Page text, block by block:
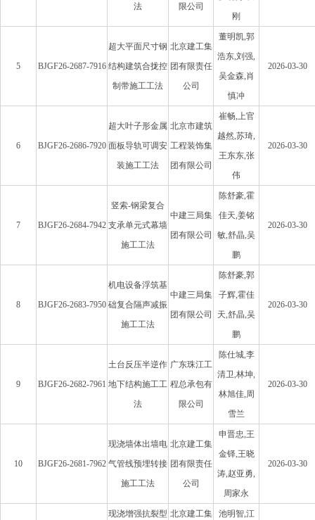
法
限公司
刚
5 BJGF26-2687-7916
超大平面尺寸钢
结构建筑合拢控
制带施工工法
北京建工集
团有限责任
公司
董明凯,郭
浩东,刘强,
吴金森,肖
慎冲
2026-03-30
6 BJGF26-2686-7920
超大叶子形金属
面板导轨可调安
装施工工法
北京市建筑
工程装饰集
团有限公司
崔畅,上官
越然,苏琦,
王东东,张
伟
2026-03-30
7 BJGF26-2684-7942
竖索-钢梁复合
支承单元式幕墙
施工工法
中建三局集
团有限公司
陈舒豪,霍
佳天,姜铭
敏,舒晶,吴
鹏
2026-03-30
8 BJGF26-2683-7950
机电设备浮筑基
础复合隔声减振
施工工法
中建三局集
团有限公司
陈舒豪,郭
子辉,霍佳
天,舒晶,吴
鹏
2026-03-30
9 BJGF26-2682-7961
土台反压半逆作
地下结构施工工
法
广东珠江工
程总承包有
限公司
陈仕城,李
清卫,林坤,
林旭佳,周
雪兰
2026-03-30
10 BJGF26-2681-7962
现浇墙体出墙电
气管线预埋转接
施工工法
北京建工集
团有限责任
公司
申晋忠,王
金铎,王晓
涛,赵亚勇,
周家永
2026-03-30
现浇增强抗裂型 北京建工集
池明智,江